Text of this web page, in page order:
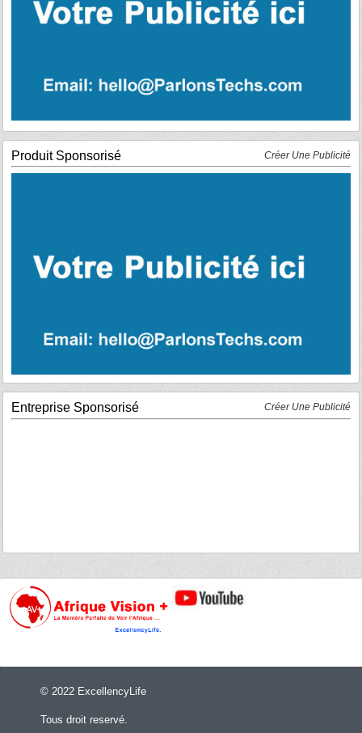
Produit Sponsorisé Créer Une Publicité
Entreprise Sponsorisé Créer Une Publicité
© 2022 ExcellencyLife
Tous droit reservé.